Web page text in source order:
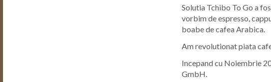
Solutia Tchibo To Go a
vorbim de espresso,
boabe de cafea Arabica.
Am revolutionat piata
Incepand cu Noiembrie
GmbH.